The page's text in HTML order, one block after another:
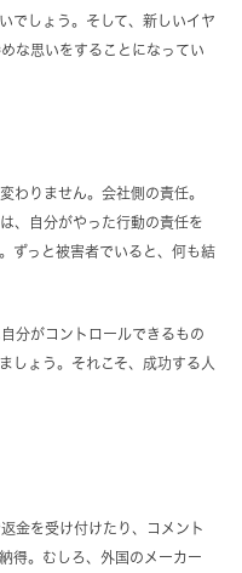
でしょう。そして、新しいイヤ
な思いをすることになってい
わりません。会社側の責任。
、自分がやった行動の責任を
ずっと被害者でいると、何も結
分がコントロールできるもの
しょう。それこそ、成功する人
金を受け付けたり、コメント
得。むしろ、外国のメーカー